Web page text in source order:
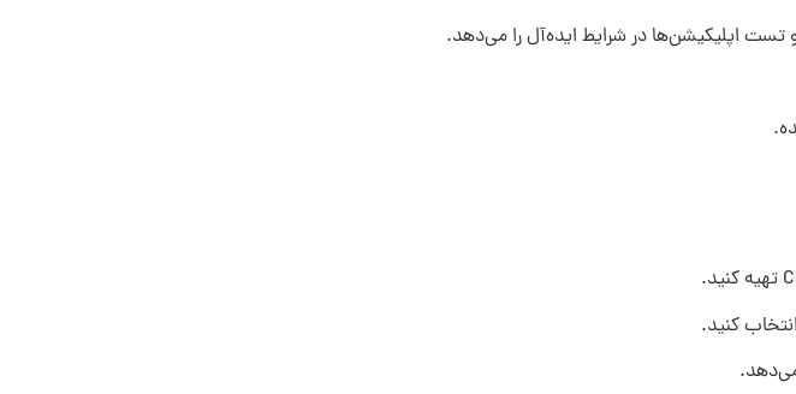
تست اپلیکیشن‌ها در شرایط ایده‌آل را می‌دهد.
کنید.